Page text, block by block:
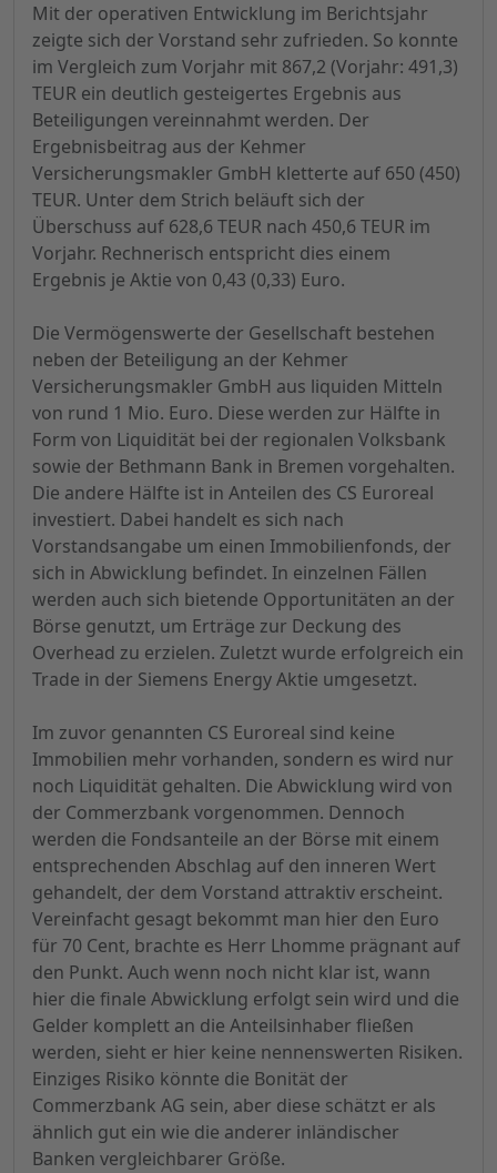
Mit der operativen Entwicklung im Berichtsjahr
zeigte sich der Vorstand sehr zufrieden. So konnte
im Vergleich zum Vorjahr mit 867,2 (Vorjahr: 491,3)
TEUR ein deutlich gesteigertes Ergebnis aus
Beteiligungen vereinnahmt werden. Der
Ergebnisbeitrag aus der Kehmer
Versicherungsmakler GmbH kletterte auf 650 (450)
TEUR. Unter dem Strich beläuft sich der
Überschuss auf 628,6 TEUR nach 450,6 TEUR im
Vorjahr. Rechnerisch entspricht dies einem
Ergebnis je Aktie von 0,43 (0,33) Euro.
Die Vermögenswerte der Gesellschaft bestehen
neben der Beteiligung an der Kehmer
Versicherungsmakler GmbH aus liquiden Mitteln
von rund 1 Mio. Euro. Diese werden zur Hälfte in
Form von Liquidität bei der regionalen Volksbank
sowie der Bethmann Bank in Bremen vorgehalten.
Die andere Hälfte ist in Anteilen des CS Euroreal
investiert. Dabei handelt es sich nach
Vorstandsangabe um einen Immobilienfonds, der
sich in Abwicklung befindet. In einzelnen Fällen
werden auch sich bietende Opportunitäten an der
Börse genutzt, um Erträge zur Deckung des
Overhead zu erzielen. Zuletzt wurde erfolgreich ein
Trade in der Siemens Energy Aktie umgesetzt.
Im zuvor genannten CS Euroreal sind keine
Immobilien mehr vorhanden, sondern es wird nur
noch Liquidität gehalten. Die Abwicklung wird von
der Commerzbank vorgenommen. Dennoch
werden die Fondsanteile an der Börse mit einem
entsprechenden Abschlag auf den inneren Wert
gehandelt, der dem Vorstand attraktiv erscheint.
Vereinfacht gesagt bekommt man hier den Euro
für 70 Cent, brachte es Herr Lhomme prägnant auf
den Punkt. Auch wenn noch nicht klar ist, wann
hier die finale Abwicklung erfolgt sein wird und die
Gelder komplett an die Anteilsinhaber fließen
werden, sieht er hier keine nennenswerten Risiken.
Einziges Risiko könnte die Bonität der
Commerzbank AG sein, aber diese schätzt er als
ähnlich gut ein wie die anderer inländischer
Banken vergleichbarer Größe.